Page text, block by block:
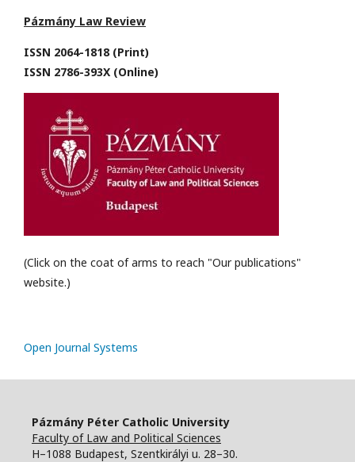
Pázmány Law Review
ISSN 2064-1818 (Print)
ISSN 2786-393X (Online)
(Click on the coat of arms to reach "Our publications"
website.)
Open Journal Systems
Pázmány Péter Catholic University
Faculty of Law and Political Sciences
H–1088 Budapest, Szentkirályi u. 28–30.